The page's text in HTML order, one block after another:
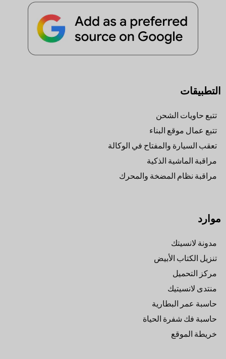
التطبيقات
تتبع حاويات الشحن
تتبع عمال موقع البناء
تعقب السيارة والمفتاح في الوكالة
مراقبة الماشية الذكية
مراقبة نظام المضخة والمحرك
موارد
مدونة لانسيتك
تنزيل الكتاب الأبيض
مركز التحميل
منتدى لانسيتيك
حاسبة عمر البطارية
حاسبة فك شفرة الحياة
خريطة الموقع